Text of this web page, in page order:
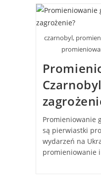
czarnobyl,
Promieniowanie
są pierwiastki
wydarzeń na
promieniowanie i